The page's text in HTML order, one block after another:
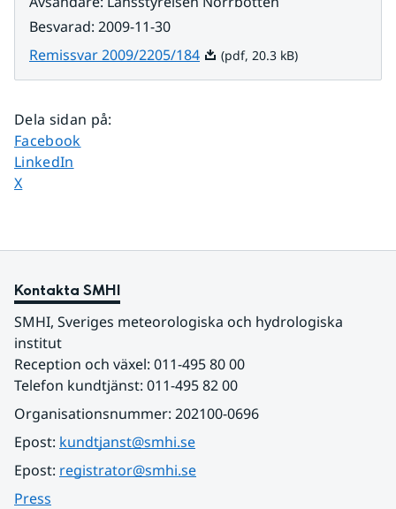
Besvarad: 2009-11-30
Remissvar 2009/2205/184Pdf, 20.3 kB.
(pdf, 20.3 kB)
Dela sidan på:
Dela sidan på
Facebook
Dela sidan på
LinkedIn
Dela sidan på
X
Kontakta SMHI
SMHI, Sveriges meteorologiska och hydrologiska
institut
Reception och växel: 011-495 80 00
Telefon kundtjänst: 011-495 82 00
Organisationsnummer: 202100-0696
Epost: kundtjanst@smhi.se
Epost: registrator@smhi.se
Press